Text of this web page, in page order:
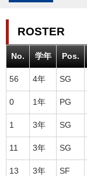
ROSTER
No. 学年 Pos.
56 4年 SG
0 1年 PG
1 3年 SG
11 3年 SG
13 3年 SF